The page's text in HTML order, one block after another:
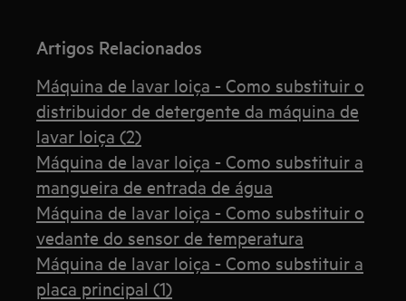
Artigos Relacionados
Máquina de lavar loiça - Como substituir o
distribuidor de detergente da máquina de
lavar loiça (2)
Máquina de lavar loiça - Como substituir a
mangueira de entrada de água
Máquina de lavar loiça - Como substituir o
vedante do sensor de temperatura
Máquina de lavar loiça - Como substituir a
placa principal (1)